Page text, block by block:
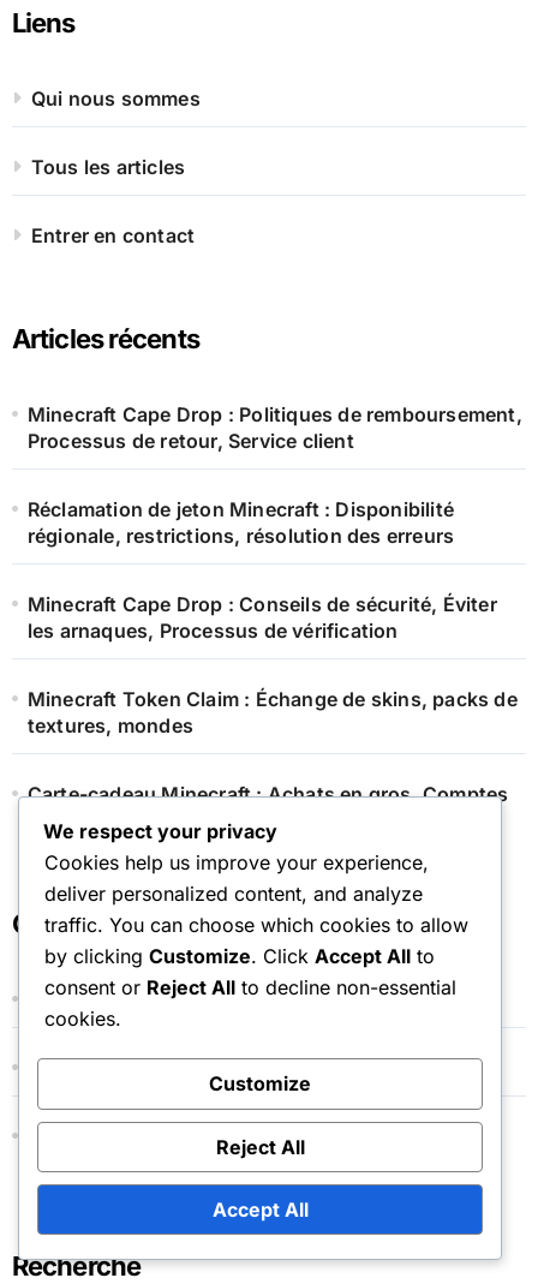
Liens
Qui nous sommes
Tous les articles
Entrer en contact
Articles récents
Minecraft Cape Drop : Politiques de remboursement,
Processus de retour, Service client
Réclamation de jeton Minecraft : Disponibilité
régionale, restrictions, résolution des erreurs
Minecraft Cape Drop : Conseils de sécurité, Éviter
les arnaques, Processus de vérification
Minecraft Token Claim : Échange de skins, packs de
textures, mondes
Carte-cadeau Minecraft : Achats en gros, Comptes
professionnels, Remises éducatives
Catégories
Procédures de réclamation de jetons de marché
Processus de Rédemption de Code Cadeau
Réclamations liées à la chute de la cape
d'événement
Recherche
We respect your privacy
Cookies help us improve your experience,
deliver personalized content, and analyze
traffic. You can choose which cookies to allow
by clicking Customize. Click Accept All to
consent or Reject All to decline non-essential
cookies.
Customize
Reject All
Accept All